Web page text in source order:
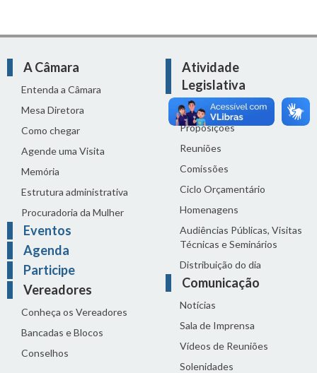
A Câmara
Entenda a Câmara
Mesa Diretora
Como chegar
Agende uma Visita
Memória
Estrutura administrativa
Procuradoria da Mulher
Eventos
Agenda
Participe
Vereadores
Conheça os Vereadores
Bancadas e Blocos
Conselhos
Atividade
Legislativa
Legislação
Proposições
Reuniões
Comissões
Ciclo Orçamentário
Homenagens
Audiências Públicas, Visitas
Técnicas e Seminários
Distribuição do dia
Comunicação
Notícias
Sala de Imprensa
Vídeos de Reuniões
Solenidades